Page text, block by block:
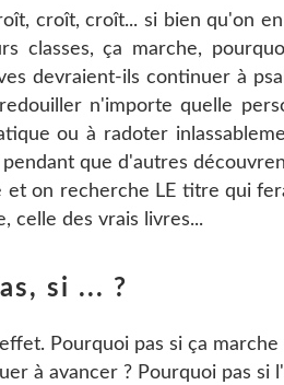
croît, croît... si bien qu'on
classes, ça marche,
devraient-ils continuer à
n'importe quelle
ou à radoter
que d'autres
et on recherche LE titre qui
celle des vrais livres...
si ... ?
Pourquoi pas si ça
à avancer ? Pourquoi pas si